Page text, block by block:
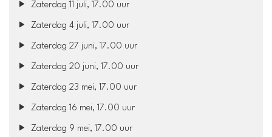
Zaterdag 11 juli, 17.00 uur
Zaterdag 4 juli, 17.00 uur
Zaterdag 27 juni, 17.00 uur
Zaterdag 20 juni, 17.00 uur
Zaterdag 23 mei, 17.00 uur
Zaterdag 16 mei, 17.00 uur
Zaterdag 9 mei, 17.00 uur